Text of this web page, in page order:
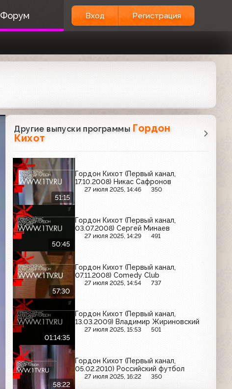
Форум Вход Регистрация
Другие выпуски программы Гордон
Кихот
51:15
Гордон Кихот (Первый канал,
17.10.2008) Никас Сафронов
27 июля 2025, 14:46 350
50:45
Гордон Кихот (Первый канал,
03.07.2008) Сергей Минаев
27 июля 2025, 14:29 491
57:30
Гордон Кихот (Первый канал,
07.11.2008) Comedy Club
27 июля 2025, 14:54 737
01:14:35
Гордон Кихот (Первый канал,
13.03.2009) Владимир Жириновский
27 июля 2025, 15:53 501
58:22
Гордон Кихот (Первый канал,
05.02.2010) Российский футбол
27 июля 2025, 16:22 350